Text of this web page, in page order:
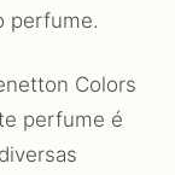
perfume.
Colors
perfume é